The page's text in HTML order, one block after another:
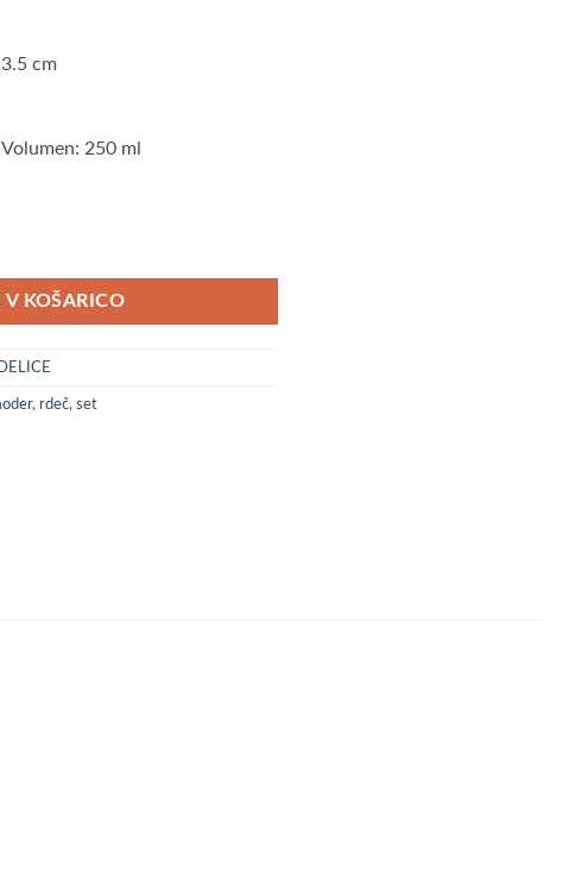
cm
250 ml
V KOŠARICO
, rdeč, set